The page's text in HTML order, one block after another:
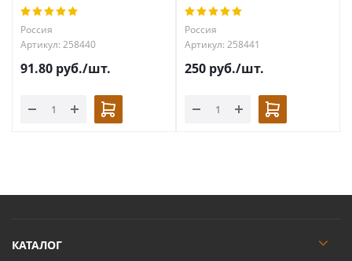
Россия
Артикул: 258440
91.80 руб./шт.
Россия
Артикул: 258441
250 руб./шт.
КАТАЛОГ